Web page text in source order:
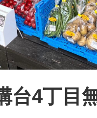
4丁目
導入を